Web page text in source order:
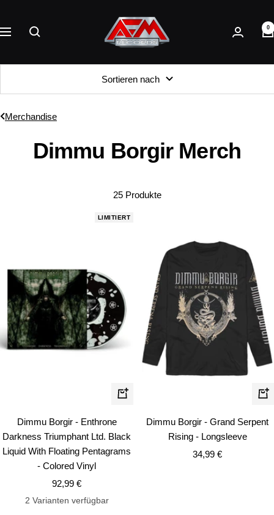
Inhalt
Navigation
AFM
Records
0
Sortieren nach
Merchandise
Dimmu Borgir Merch
25 Produkte
LIMITIERT
In
Warenkorb
Dimmu Borgir - Enthrone
Darkness Triumphant Ltd. Black
Liquid With Floating Pentagrams
- Colored Vinyl
Angebotspreis
92,99 €
2 Varianten verfügbar
Dimmu Borgir - Grand Serpent
Rising - Longsleeve
Angebotspreis
34,99 €